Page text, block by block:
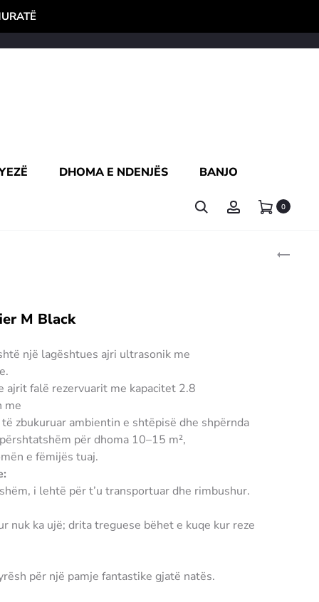
DHOMA E NDENJËS
BANJO
0
M Black
një lagështues ajri ultrasonik me
falë rezervuarit me kapacitet 2.8
me
zbukuruar ambientin e shtëpisë dhe shpërnda
për dhoma 10–15 m²,
e fëmijës tuaj.
i lehtë për t’u transportuar dhe rimbushur.
nuk ka ujë; drita treguese bëhet e kuqe kur reze
për një pamje fantastike gjatë natës.